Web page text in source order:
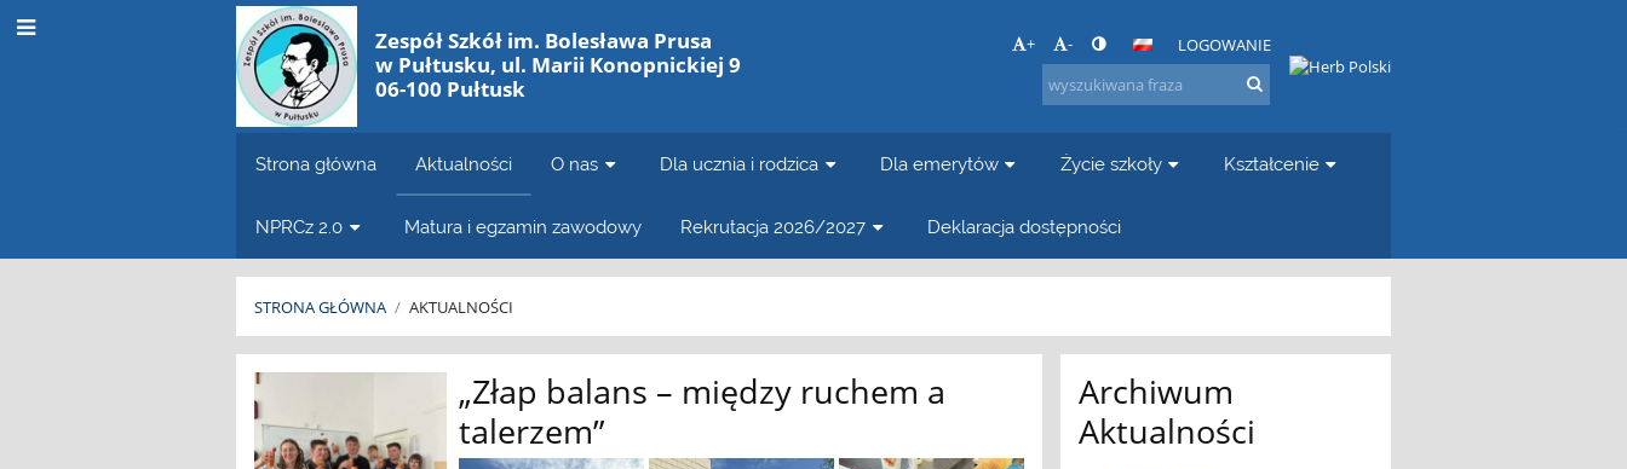
Zespół Szkół im. Bolesława Prusa
w Pułtusku, ul. Marii Konopnickiej 9
06-100 Pułtusk
+ - LOGOWANIE
Strona główna Aktualności O nas Dla ucznia i rodzica Dla emerytów Życie szkoły Kształcenie
NPRCz 2.0 Matura i egzamin zawodowy Rekrutacja 2026/2027 Deklaracja dostępności
STRONA GŁÓWNA / AKTUALNOŚCI
Aktualności
„Złap balans – między ruchem a
talerzem”
Archiwum
Aktualności